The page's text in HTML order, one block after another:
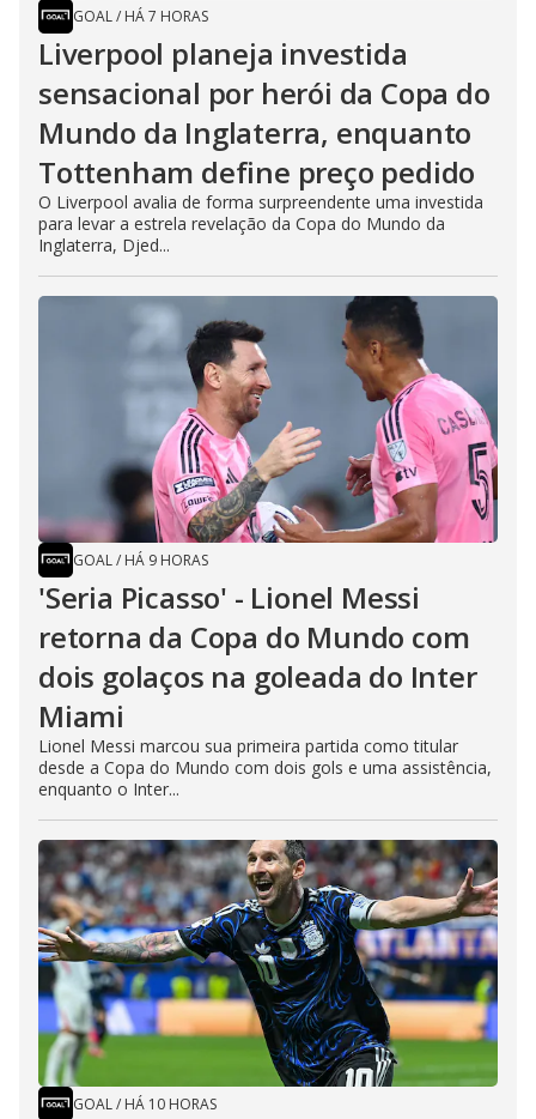
GOAL/ HÁ 7 HORAS
Liverpool planeja investida
sensacional por herói da Copa do
Mundo da Inglaterra, enquanto
Tottenham define preço pedido
O Liverpool avalia de forma surpreendente uma investida
para levar a estrela revelação da Copa do Mundo da
Inglaterra, Djed...
GOAL/ HÁ 9 HORAS
'Seria Picasso' - Lionel Messi
retorna da Copa do Mundo com
dois golaços na goleada do Inter
Miami
Lionel Messi marcou sua primeira partida como titular
desde a Copa do Mundo com dois gols e uma assistência,
enquanto o Inter...
GOAL/ HÁ 10 HORAS